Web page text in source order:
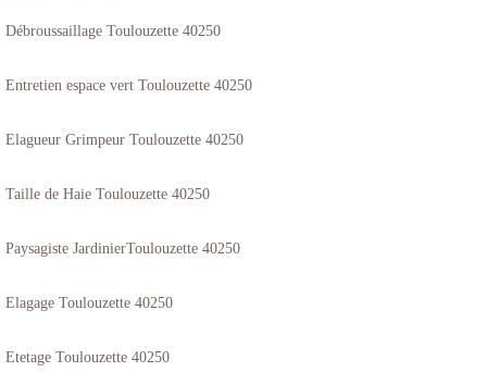
Débroussaillage Toulouzette 40250
Entretien espace vert Toulouzette 40250
Elagueur Grimpeur Toulouzette 40250
Taille de Haie Toulouzette 40250
Paysagiste JardinierToulouzette 40250
Elagage Toulouzette 40250
Etetage Toulouzette 40250